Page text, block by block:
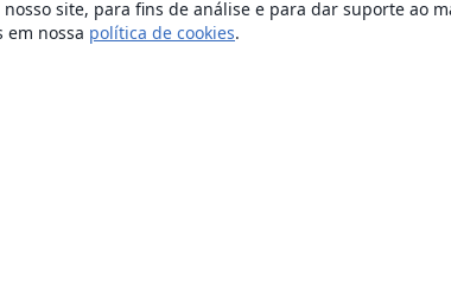
site, para fins de análise e para dar suporte ao
em nossa política de cookies.